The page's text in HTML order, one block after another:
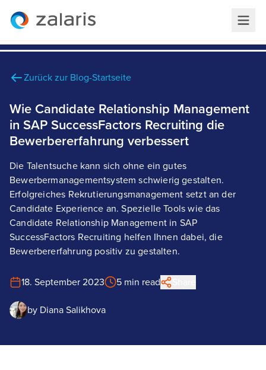
Zurück zur Blog-Startseite
Wie Candidate Relationship Management
in SAP SuccessFactors Recruiting die
Bewerbererfahrung verbessert
Die Talentsuche kann sich ohne ein gutes
Bewerbermanagementsystem schwierig gestalten.
Erfolgreiches Rekrutierungsmanagement setzt an der
Candidate Experience an. Spezielle Tools wie das
Candidate Relationship Management in SAP
SuccessFactors Recruiting helfen Ihnen dabei, die
Bewerbererfahrung positiv zu gestalten.
18. September 2023 5 min read
by Diana Salikhova